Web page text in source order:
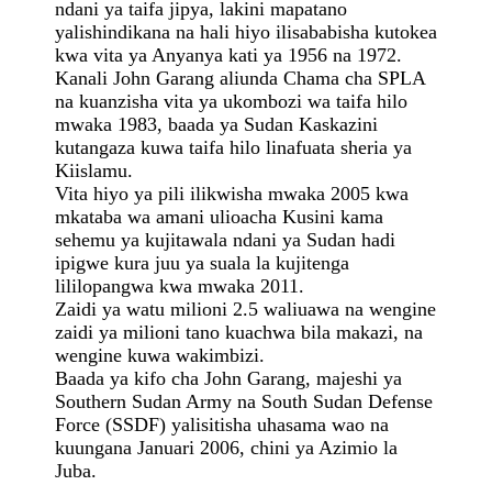
ndani ya taifa jipya, lakini mapatano
yalishindikana na hali hiyo ilisababisha kutokea
kwa vita ya Anyanya kati ya 1956 na 1972.
Kanali John Garang aliunda Chama cha SPLA
na kuanzisha vita ya ukombozi wa taifa hilo
mwaka 1983, baada ya Sudan Kaskazini
kutangaza kuwa taifa hilo linafuata sheria ya
Kiislamu.
Vita hiyo ya pili ilikwisha mwaka 2005 kwa
mkataba wa amani ulioacha Kusini kama
sehemu ya kujitawala ndani ya Sudan hadi
ipigwe kura juu ya suala la kujitenga
lililopangwa kwa mwaka 2011.
Zaidi ya watu milioni 2.5 waliuawa na wengine
zaidi ya milioni tano kuachwa bila makazi, na
wengine kuwa wakimbizi.
Baada ya kifo cha John Garang, majeshi ya
Southern Sudan Army na South Sudan Defense
Force (SSDF) yalisitisha uhasama wao na
kuungana Januari 2006, chini ya Azimio la
Juba.